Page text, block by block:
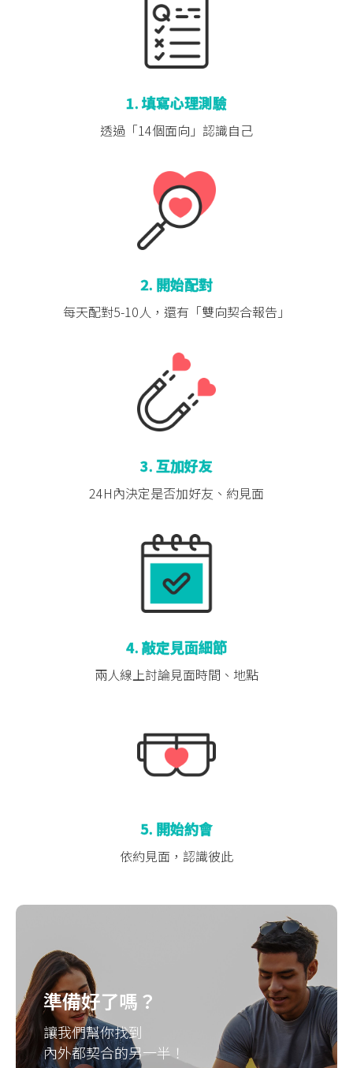
1. 填寫心理測驗
透過「14個面向」 認識自己
2. 開始配對
每天配對5-10人， 還有「雙向契合報告」
3. 互加好友
24H內決定是否加好友、約見面
4. 敲定見面細節
兩人線上討論見面時間、地點
5. 開始約會
依約見面，認識彼此
準備好了嗎？
讓我們幫你找到
內外都契合的另一半！